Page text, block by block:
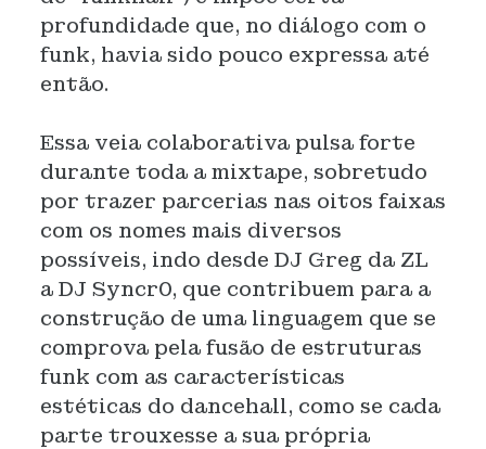
profundidade que, no diálogo com o
funk, havia sido pouco expressa até
então.
Essa veia colaborativa pulsa forte
durante toda a mixtape, sobretudo
por trazer parcerias nas oitos faixas
com os nomes mais diversos
possíveis, indo desde DJ Greg da ZL
a DJ Syncr0, que contribuem para a
construção de uma linguagem que se
comprova pela fusão de estruturas
funk com as características
estéticas do dancehall, como se cada
parte trouxesse a sua própria